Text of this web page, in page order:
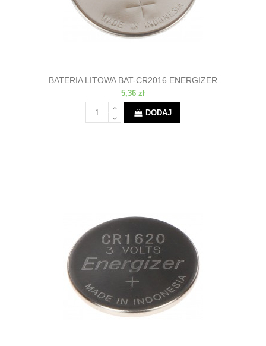
BATERIA LITOWA BAT-CR2016 ENERGIZER
5,36 zł
DODAJ